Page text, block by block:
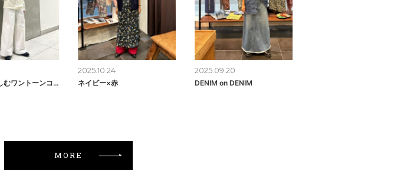
素材感を楽しむワントーンコーデ
2025.10.24
ネイビー×赤
2025.09.20
DENIM on DENIM
MORE